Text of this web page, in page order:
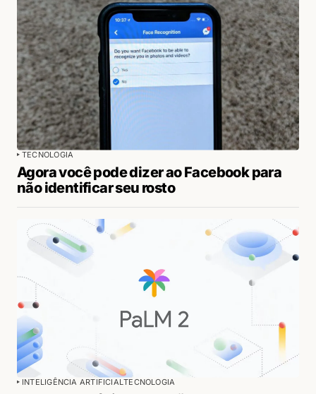
TECNOLOGIA
Agora você pode dizer ao Facebook para
não identificar seu rosto
INTELIGÊNCIA ARTIFICIALTECNOLOGIA